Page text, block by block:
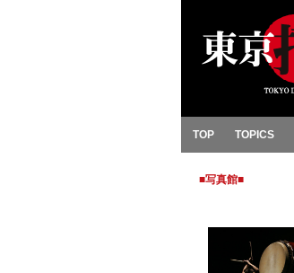
TOP TOPICS
■写真館■